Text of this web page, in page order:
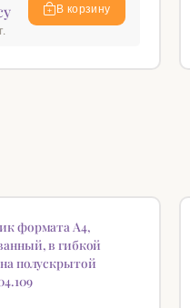
В корзину
формата А4,
в гибкой
полускрытой